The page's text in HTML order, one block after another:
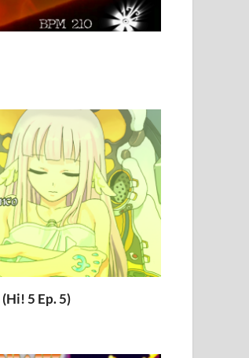
5 Ep. 5)